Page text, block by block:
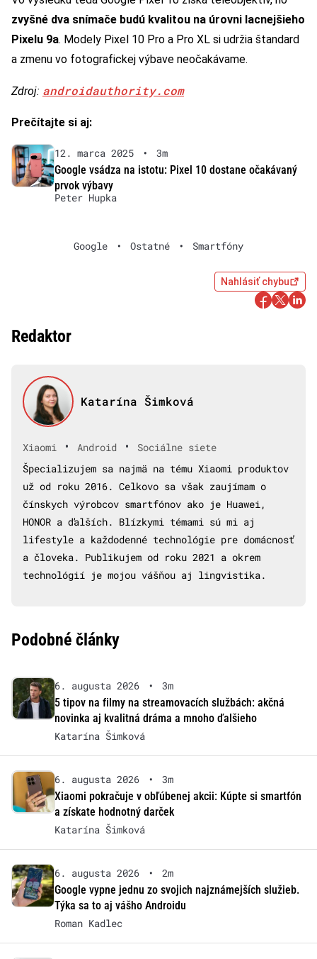
zvyšné dva snímače budú kvalitou na úrovni lacnejšieho
Pixelu 9a. Modely Pixel 10 Pro a Pro XL si udržia štandard
a zmenu vo fotografickej výbave neočakávame.
Zdroj: androidauthority.com
Prečítajte si aj:
12. marca 2025 •
3m
Google vsádza na istotu: Pixel 10 dostane očakávaný
prvok výbavy
Peter Hupka
Google • Ostatné • Smartfóny
Nahlásiť chybu
Redaktor
Katarína Šimková
Xiaomi • Android •
Sociálne siete
Špecializujem sa najmä na tému Xiaomi produktov
už od roku 2016. Celkovo sa však zaujímam o
čínskych výrobcov smartfónov ako je Huawei,
HONOR a ďalších. Blízkymi témami sú mi aj
lifestyle a každodenné technológie pre domácnosť
a človeka. Publikujem od roku 2021 a okrem
technológií je mojou vášňou aj lingvistika.
Podobné články
6. augusta 2026 •
3m
5 tipov na filmy na streamovacích službách: akčná
novinka aj kvalitná dráma a mnoho ďalšieho
Katarína Šimková
6. augusta 2026 •
3m
Xiaomi pokračuje v obľúbenej akcii: Kúpte si smartfón
a získate hodnotný darček
Katarína Šimková
6. augusta 2026 •
2m
Google vypne jednu zo svojich najznámejších služieb.
Týka sa to aj vášho Androidu
Roman Kadlec